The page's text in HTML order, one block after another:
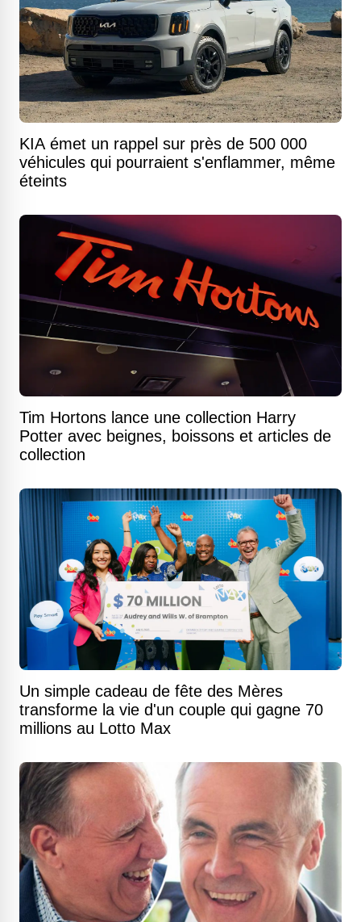
KIA émet un rappel sur près de 500 000
véhicules qui pourraient s'enflammer, même
éteints
Tim Hortons lance une collection Harry
Potter avec beignes, boissons et articles de
collection
Un simple cadeau de fête des Mères
transforme la vie d'un couple qui gagne 70
millions au Lotto Max